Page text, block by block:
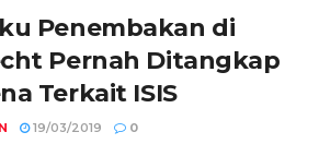
Penembakan di
Pernah Ditangkap
Terkait ISIS
19/03/2019 0